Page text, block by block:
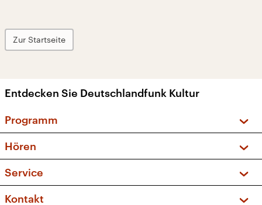
Zur Startseite
Entdecken Sie Deutschlandfunk Kultur
Programm
Sendungen und Podcasts
Musikliste
Kakadu – Das Kinderprogramm
Hören
Frequenzen (UKW + DAB+)
Service
FAQ
Kontakt